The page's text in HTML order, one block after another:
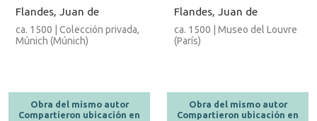
Flandes, Juan de
ca. 1500 | Colección privada,
Múnich (Múnich)
Obra del mismo autor
Compartieron ubicación en
Flandes, Juan de
ca. 1500 | Museo del Louvre
(París)
Obra del mismo autor
Compartieron ubicación en